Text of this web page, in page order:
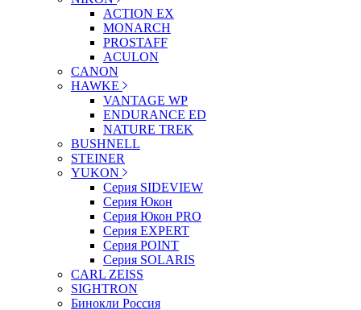
ACTION EX
MONARCH
PROSTAFF
ACULON
CANON
HAWKE
VANTAGE WP
ENDURANCE ED
NATURE TREK
BUSHNELL
STEINER
YUKON
Серия SIDEVIEW
Серия Юкон
Серия Юкон PRO
Серия EXPERT
Серия POINT
Серия SOLARIS
CARL ZEISS
SIGHTRON
Бинокли Россия